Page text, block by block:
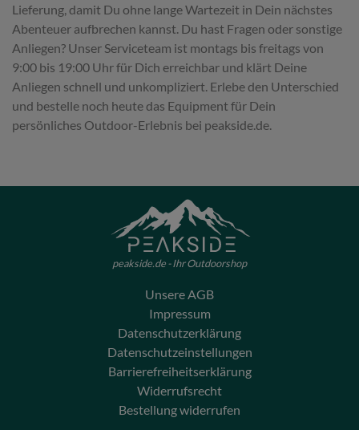
Lieferung, damit Du ohne lange Wartezeit in Dein nächstes
Abenteuer aufbrechen kannst. Du hast Fragen oder sonstige
Anliegen? Unser Serviceteam ist montags bis freitags von
9:00 bis 19:00 Uhr für Dich erreichbar und klärt Deine
Anliegen schnell und unkompliziert. Erlebe den Unterschied
und bestelle noch heute das Equipment für Dein
persönliches Outdoor-Erlebnis bei peakside.de.
peakside.de - Ihr Outdoorshop
Unsere AGB
Impressum
Datenschutzerklärung
Datenschutzeinstellungen
Barrierefreiheitserklärung
Widerrufsrecht
Bestellung widerrufen